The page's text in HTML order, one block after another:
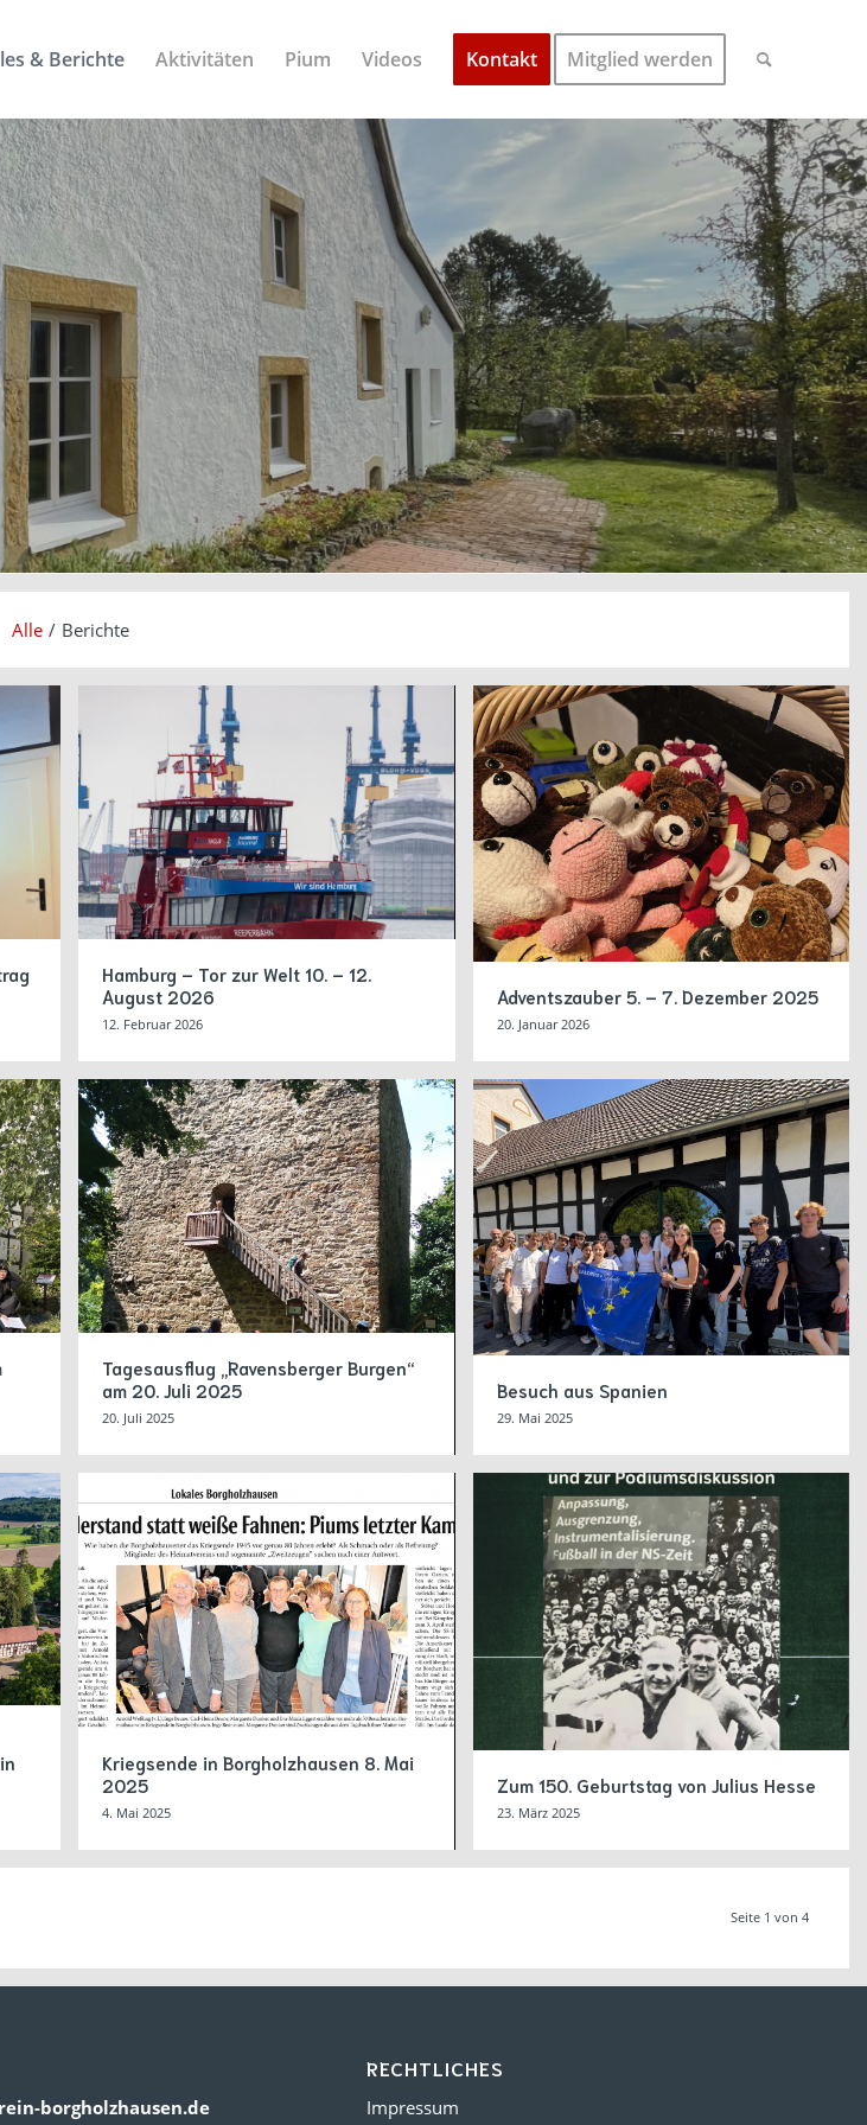
& Berichte Aktivitäten Pium Videos Kontakt Mitglied werden
Alle / Berichte
Hamburg – Tor zur Welt 10. – 12.
August 2026
12. Februar 2026
Adventszauber 5. – 7. Dezember 2025
20. Januar 2026
Tagesausflug „Ravensberger Burgen“
am 20. Juli 2025
20. Juli 2025
Besuch aus Spanien
29. Mai 2025
Kriegsende in Borgholzhausen 8. Mai
2025
4. Mai 2025
Zum 150. Geburtstag von Julius Hesse
23. März 2025
Seite 1 von 4
borgholzhausen.de
RECHTLICHES
Impressum